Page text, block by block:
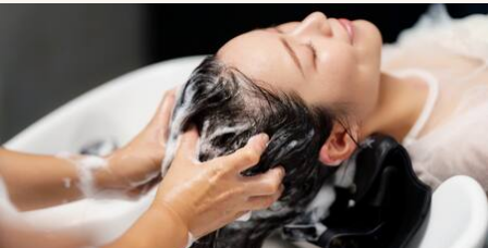
Mundial 2026
Eventos Corporativos
El Cronista Studio
Mediakit